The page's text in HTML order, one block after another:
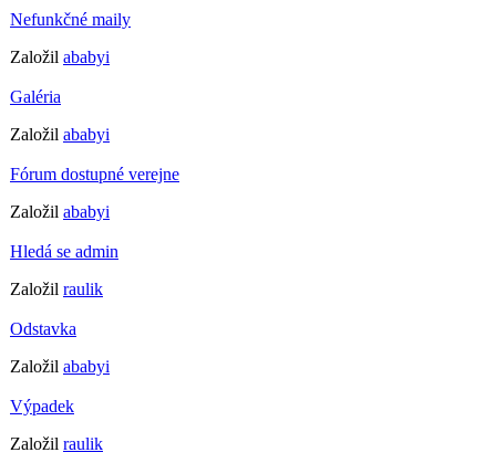
Nefunkčné maily
Založil ababyi
Galéria
Založil ababyi
Fórum dostupné verejne
Založil ababyi
Hledá se admin
Založil raulik
Odstavka
Založil ababyi
Výpadek
Založil raulik